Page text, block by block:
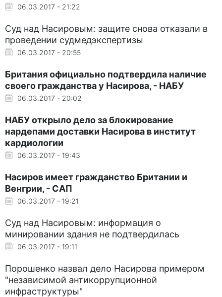
06.03.2017 - 21:22
Суд над Насировым: защите снова отказали в
проведении судмедэкспертизы
06.03.2017 - 20:55
Британия официально подтвердила наличие
своего гражданства у Насирова, - НАБУ
06.03.2017 - 20:02
НАБУ открыло дело за блокирование
нардепами доставки Насирова в институт
кардиологии
06.03.2017 - 19:43
Насиров имеет гражданство Британии и
Венгрии, - САП
06.03.2017 - 19:21
Суд над Насировым: информация о
минировании здания не подтвердилась
06.03.2017 - 19:11
Порошенко назвал дело Насирова примером
"независимой антикоррупционной
инфраструктуры"